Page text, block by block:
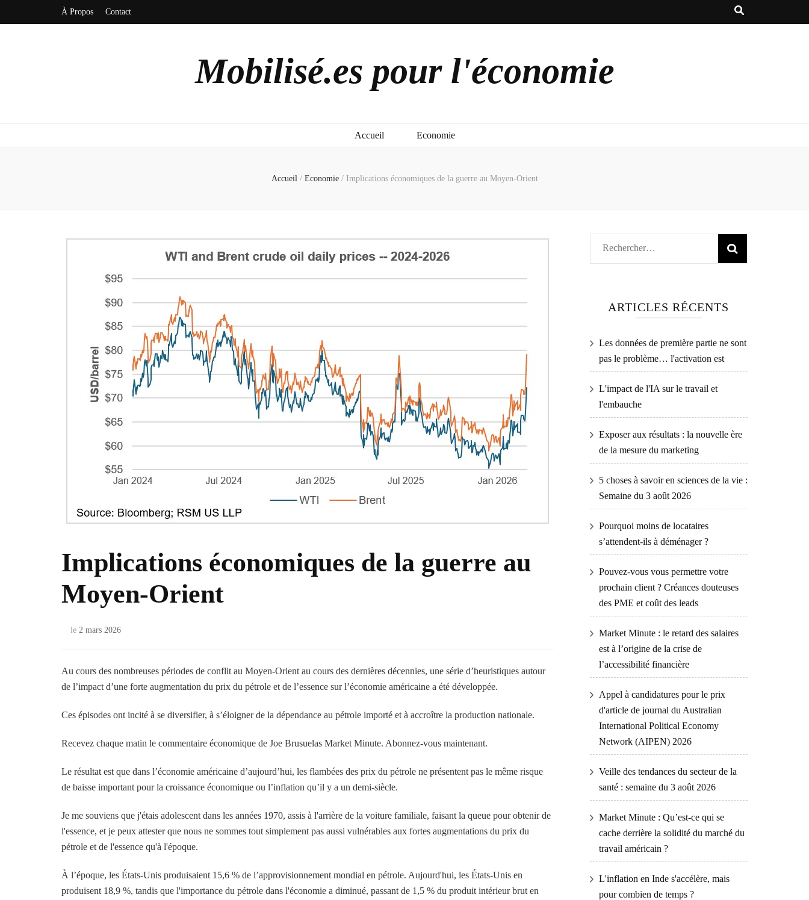
À Propos Contact
Mobilisé.es pour l'économie
Accueil Economie
Accueil / Economie / Implications économiques de la guerre au Moyen-Orient
Implications économiques de la guerre au
Moyen-Orient
le 2 mars 2026
Au cours des nombreuses périodes de conflit au Moyen-Orient au cours des dernières décennies, une série d’heuristiques autour
de l’impact d’une forte augmentation du prix du pétrole et de l’essence sur l’économie américaine a été développée.
Ces épisodes ont incité à se diversifier, à s’éloigner de la dépendance au pétrole importé et à accroître la production nationale.
Recevez chaque matin le commentaire économique de Joe Brusuelas Market Minute. Abonnez-vous maintenant.
Le résultat est que dans l’économie américaine d’aujourd’hui, les flambées des prix du pétrole ne présentent pas le même risque
de baisse important pour la croissance économique ou l’inflation qu’il y a un demi-siècle.
Je me souviens que j'étais adolescent dans les années 1970, assis à l'arrière de la voiture familiale, faisant la queue pour obtenir de
l'essence, et je peux attester que nous ne sommes tout simplement pas aussi vulnérables aux fortes augmentations du prix du
pétrole et de l'essence qu'à l'époque.
À l’époque, les États-Unis produisaient 15,6 % de l’approvisionnement mondial en pétrole. Aujourd'hui, les États-Unis en
produisent 18,9 %, tandis que l'importance du pétrole dans l'économie a diminué, passant de 1,5 % du produit intérieur brut en
Rechercher :
ARTICLES RÉCENTS
Les données de première partie ne sont
pas le problème… l'activation est
L'impact de l'IA sur le travail et
l'embauche
Exposer aux résultats : la nouvelle ère
de la mesure du marketing
5 choses à savoir en sciences de la vie :
Semaine du 3 août 2026
Pourquoi moins de locataires
s’attendent-ils à déménager ?
Pouvez-vous vous permettre votre
prochain client ? Créances douteuses
des PME et coût des leads
Market Minute : le retard des salaires
est à l’origine de la crise de
l’accessibilité financière
Appel à candidatures pour le prix
d'article de journal du Australian
International Political Economy
Network (AIPEN) 2026
Veille des tendances du secteur de la
santé : semaine du 3 août 2026
Market Minute : Qu’est-ce qui se
cache derrière la solidité du marché du
travail américain ?
L'inflation en Inde s'accélère, mais
pour combien de temps ?